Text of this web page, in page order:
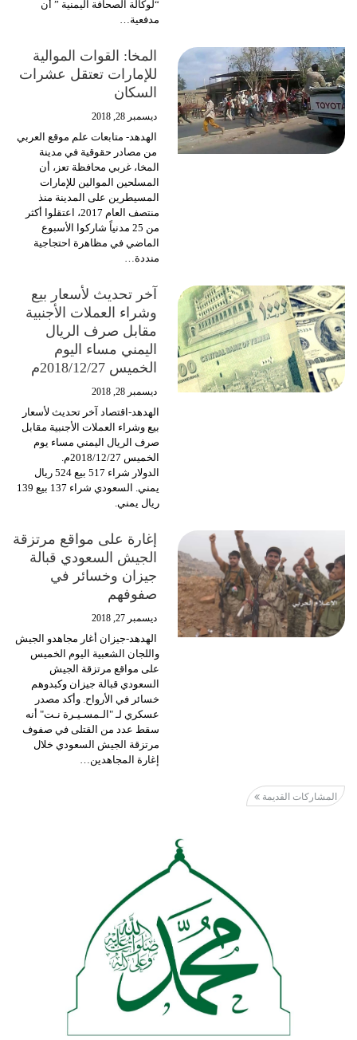
“لوكالة الصحافة اليمنية ” أن
مدفعية…
المخا: القوات الموالية
للإمارات تعتقل عشرات
السكان
ديسمبر 28, 2018
الهدهد- متابعات علم موقع العربي
من مصادر حقوقية في مدينة
المخا، غربي محافظة تعز، أن
المسلحين الموالين للإمارات
المسيطرين على المدينة منذ
منتصف العام 2017، اعتقلوا أكثر
من 25 مدنياً شاركوا الأسبوع
الماضي في مظاهرة احتجاجية
منددة…
آخر تحديث لأسعار بيع
وشراء العملات الأجنبية
مقابل صرف الريال
اليمني مساء اليوم
الخميس 2018/12/27م
ديسمبر 28, 2018
الهدهد-اقتصاد آخر تحديث لأسعار
بيع وشراء العملات الأجنبية مقابل
صرف الريال اليمني مساء يوم
الخميس 2018/12/27م.
الدولار شراء 517 بيع 524 ريال
يمني. السعودي شراء 137 بيع 139
ريال يمني.
إغارة على مواقع مرتزقة
الجيش السعودي قبالة
جيزان وخسائر في
صفوفهم
ديسمبر 27, 2018
الهدهد-جيزان أغار مجاهدو الجيش
واللجان الشعبية اليوم الخميس
على مواقع مرتزقة الجيش
السعودي قبالة جيزان وكبدوهم
خسائر في الأرواح. وأكد مصدر
عسكري لـ "الـمسـيـرة نـت" أنه
سقط عدد من القتلى في صفوف
مرتزقة الجيش السعودي خلال
إغارة المجاهدين…
المشاركات القديمة